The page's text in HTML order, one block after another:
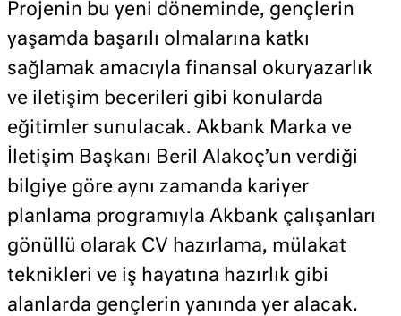
Projenin bu yeni döneminde, gençlerin
yaşamda başarılı olmalarına katkı
sağlamak amacıyla finansal okuryazarlık
ve iletişim becerileri gibi konularda
eğitimler sunulacak. Akbank Marka ve
İletişim Başkanı Beril Alakoç’un verdiği
bilgiye göre aynı zamanda kariyer
planlama programıyla Akbank çalışanları
gönüllü olarak CV hazırlama, mülakat
teknikleri ve iş hayatına hazırlık gibi
alanlarda gençlerin yanında yer alacak.